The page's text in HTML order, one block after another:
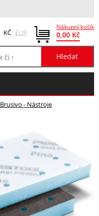
Nákupní košík
0,00 Kč
KČ EUR
Brusivo - Nástroje